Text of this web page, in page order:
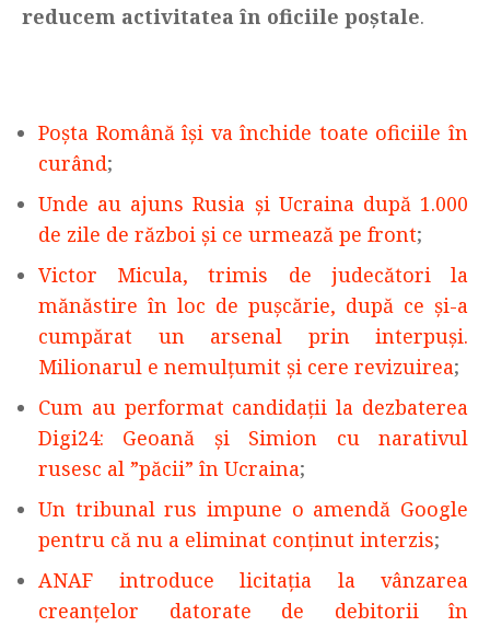
reducem activitatea în oficiile poștale.
Poșta Română își va închide toate oficiile în
curând;
Unde au ajuns Rusia și Ucraina după 1.000
de zile de război și ce urmează pe front;
Victor Micula, trimis de judecători la
mănăstire în loc de pușcărie, după ce și-a
cumpărat un arsenal prin interpuși.
Milionarul e nemulțumit și cere revizuirea;
Cum au performat candidații la dezbaterea
Digi24: Geoană și Simion cu narativul
rusesc al ”păcii” în Ucraina;
Un tribunal rus impune o amendă Google
pentru că nu a eliminat conținut interzis;
ANAF introduce licitația la vânzarea
creanțelor datorate de debitorii în